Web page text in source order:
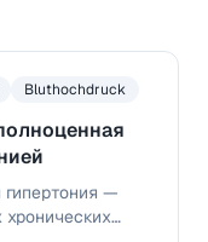
Bluthochdruck
—